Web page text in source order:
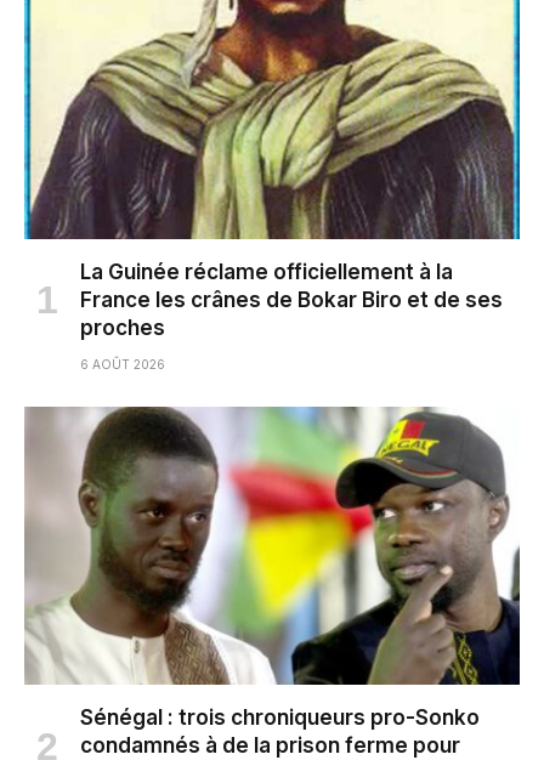
La Guinée réclame officiellement à la
France les crânes de Bokar Biro et de ses
proches
6 AOÛT 2026
Sénégal : trois chroniqueurs pro-Sonko
condamnés à de la prison ferme pour